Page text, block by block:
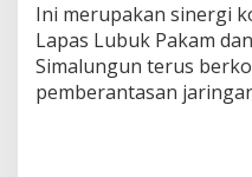
Ini merupakan sinergi
Lapas Lubuk Pakam
Simalungun terus
pemberantasan